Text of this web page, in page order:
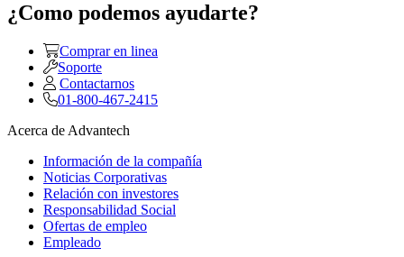
¿Como podemos ayudarte?
Comprar en linea
Soporte
Contactarnos
01-800-467-2415
Acerca de Advantech
Información de la compañía
Noticias Corporativas
Relación con investores
Responsabilidad Social
Ofertas de empleo
Empleado